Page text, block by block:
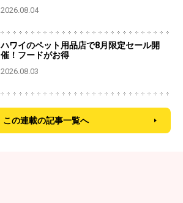
2026.08.04
ハワイのペット用品店で8月限定セール開
催！フードがお得
2026.08.03
この連載の記事一覧へ